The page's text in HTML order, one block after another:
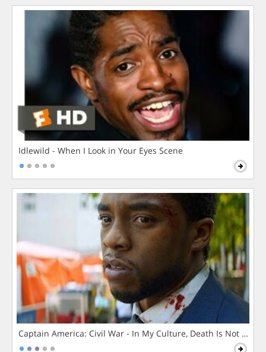
Idlewild - When I Look in Your Eyes Scene
Captain America: Civil War - In My Culture, Death Is Not The